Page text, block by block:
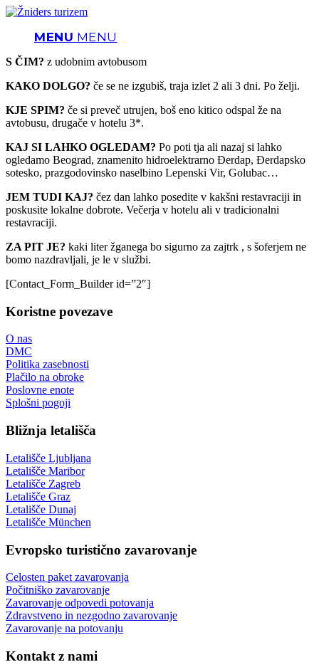
MENU MENU
S ČIM? z udobnim avtobusom
KAKO DOLGO? če se ne izgubiš, traja izlet 2 ali 3 dni. Po želji.
KJE SPIM? če si preveč utrujen, boš eno kitico odspal že na
avtobusu, drugače v hotelu 3*.
KAJ SI LAHKO OGLEDAM? Po poti tja ali nazaj si lahko
ogledamo Beograd, znamenito hidroelektrarno Đerdap, Đerdapsko
sotesko, prazgodovinsko naselbino Lepenski Vir, Golubac…
JEM TUDI KAJ? čez dan lahko posedite v kakšni restavraciji in
poskusite lokalne dobrote. Večerja v hotelu ali v tradicionalni
restavraciji.
ZA PIT JE? kaki liter žganega bo sigurno za zajtrk , s šoferjem ne
bomo nazdravljali, je le v službi.
[Contact_Form_Builder id=”2″]
Koristne povezave
O nas
DMC
Politika zasebnosti
Plačilo na obroke
Poslovne enote
Splošni pogoji
Bližnja letališča
Letališče Ljubljana
Letališče Maribor
Letališče Zagreb
Letališče Graz
Letališče Dunaj
Letališče München
Evropsko turistično zavarovanje
Celosten paket zavarovanja
Počitniško zavarovanje
Zavarovanje odpovedi potovanja
Zdravstveno in nezgodno zavarovanje
Zavarovanje na potovanju
Kontakt z nami